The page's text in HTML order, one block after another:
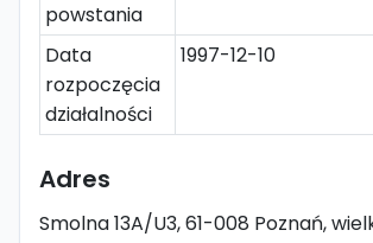
powstania
Data
rozpoczęcia
działalności
1997-12-10
Adres
Smolna 13A/U3, 61-008 Poznań,